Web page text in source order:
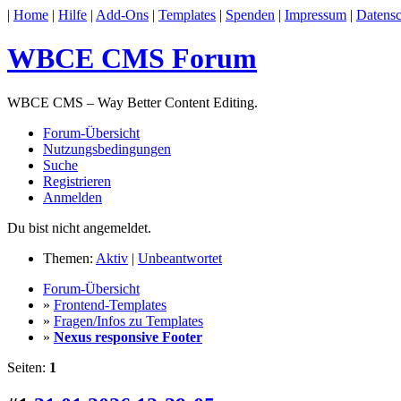
| Home | Hilfe | Add-Ons | Templates | Spenden | Impressum |
WBCE CMS Forum
WBCE CMS – Way Better Content Editing.
Forum-Übersicht
Nutzungsbedingungen
Suche
Registrieren
Anmelden
Du bist nicht angemeldet.
Themen: Aktiv | Unbeantwortet
Forum-Übersicht
» Frontend-Templates
» Fragen/Infos zu Templates
» Nexus responsive Footer
Seiten: 1